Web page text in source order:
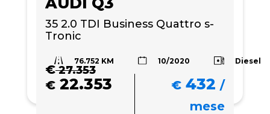
35 2.0 TDI Business Quattro s-
Tronic
76.752 KM 10/2020 Diesel
€27.353
€ 22.353 € 432 /
mese